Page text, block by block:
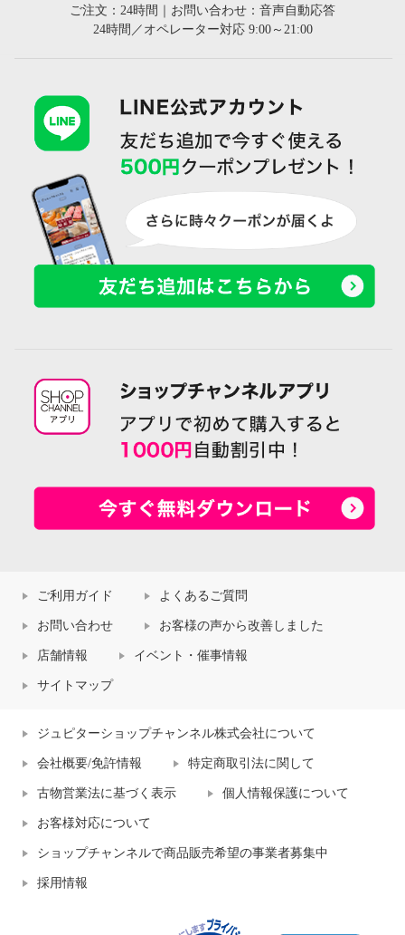
ご注文：24時間｜お問い合わせ：音声自動応答
24時間／オペレーター対応 9:00～21:00
ご利用ガイド よくあるご質問
お問い合わせ お客様の声から改善しました
店舗情報 イベント・催事情報
サイトマップ
ジュピターショップチャンネル株式会社について
会社概要/免許情報 特定商取引法に関して
古物営業法に基づく表示 個人情報保護について
お客様対応について
ショップチャンネルで商品販売希望の事業者募集中
採用情報